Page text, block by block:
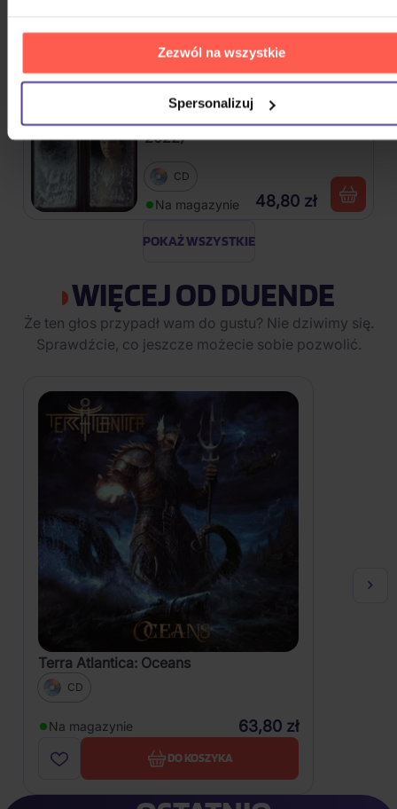
Zezwól na wszystkie
Spersonalizuj
Gott Karel: Bílé Vánoce (Reedice
2022)
CD
Na magazynie 48,80 zł
POKAŻ WSZYSTKIE
WIĘCEJ OD DUENDE
Że ten głos przypadł wam do gustu? Nie dziwimy się.
Sprawdźcie, co jeszcze możecie sobie pozwolić.
Terra Atlantica: Oceans
CD
Na magazynie 63,80 zł
DO KOSZYKA